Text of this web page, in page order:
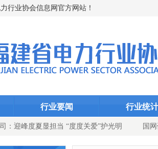
行业协会信息网官方网站！
行业要闻 行业统计
：迎峰度夏显担当 “度度关爱”护光明 国
上杭县供电公司：吹响百日攻坚号角 党建引领供